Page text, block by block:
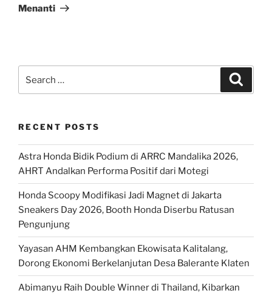
Menanti
for:
RECENT POSTS
Astra Honda Bidik Podium di ARRC Mandalika 2026,
AHRT Andalkan Performa Positif dari Motegi
Honda Scoopy Modifikasi Jadi Magnet di Jakarta
Sneakers Day 2026, Booth Honda Diserbu Ratusan
Pengunjung
Yayasan AHM Kembangkan Ekowisata Kalitalang,
Dorong Ekonomi Berkelanjutan Desa Balerante Klaten
Abimanyu Raih Double Winner di Thailand, Kibarkan